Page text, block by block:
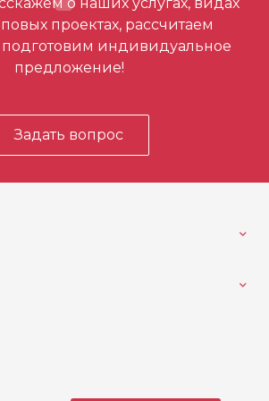
первым
проектах, рассчитаем
подготовим индивидуальное
предложение!
Задать вопрос